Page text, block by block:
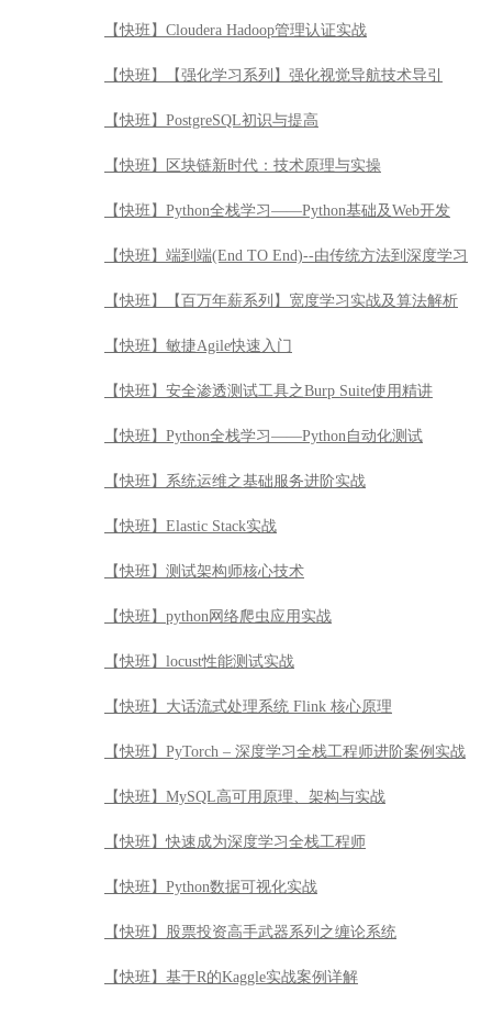
【快班】Cloudera Hadoop管理认证实战
【快班】【强化学习系列】强化视觉导航技术导引
【快班】PostgreSQL初识与提高
【快班】区块链新时代：技术原理与实操
【快班】Python全栈学习——Python基础及Web开发
【快班】端到端(End TO End)--由传统方法到深度学习
【快班】【百万年薪系列】宽度学习实战及算法解析
【快班】敏捷Agile快速入门
【快班】安全渗透测试工具之Burp Suite使用精讲
【快班】Python全栈学习——Python自动化测试
【快班】系统运维之基础服务进阶实战
【快班】Elastic Stack实战
【快班】测试架构师核心技术
【快班】python网络爬虫应用实战
【快班】locust性能测试实战
【快班】大话流式处理系统 Flink 核心原理
【快班】PyTorch – 深度学习全栈工程师进阶案例实战
【快班】MySQL高可用原理、架构与实战
【快班】快速成为深度学习全栈工程师
【快班】Python数据可视化实战
【快班】股票投资高手武器系列之缠论系统
【快班】基于R的Kaggle实战案例详解